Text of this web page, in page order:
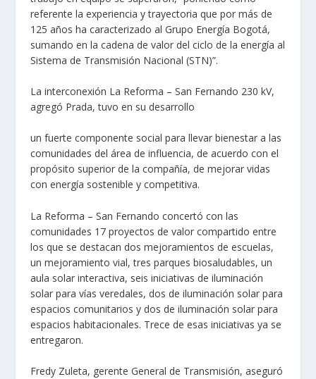
referente la experiencia y trayectoria que por más de
125 años ha caracterizado al Grupo Energía Bogotá,
sumando en la cadena de valor del ciclo de la energía al
Sistema de Transmisión Nacional (STN)”.
La interconexión La Reforma – San Fernando 230 kV,
agregó Prada, tuvo en su desarrollo
un fuerte componente social para llevar bienestar a las
comunidades del área de influencia, de acuerdo con el
propósito superior de la compañía, de mejorar vidas
con energía sostenible y competitiva.
La Reforma – San Fernando concertó con las
comunidades 17 proyectos de valor compartido entre
los que se destacan dos mejoramientos de escuelas,
un mejoramiento vial, tres parques biosaludables, un
aula solar interactiva, seis iniciativas de iluminación
solar para vías veredales, dos de iluminación solar para
espacios comunitarios y dos de iluminación solar para
espacios habitacionales. Trece de esas iniciativas ya se
entregaron.
Fredy Zuleta, gerente General de Transmisión, aseguró